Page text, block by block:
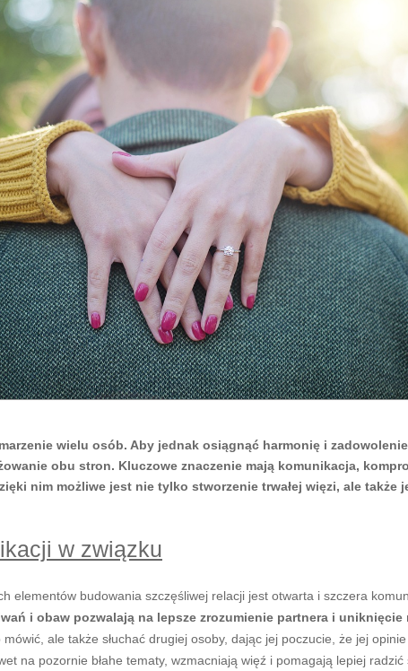
wielu osób. Aby jednak osiągnąć harmonię i
obu stron. Kluczowe znaczenie mają komunikacja,
nim możliwe jest nie tylko stworzenie trwałej więzi, ale także
w związku
elementów budowania szczęśliwej relacji jest otwarta i szczera
i obaw pozwalają na lepsze zrozumienie partnera i uniknięcie
ale także słuchać drugiej osoby, dając jej poczucie, że jej
na pozornie błahe tematy, wzmacniają więź i pomagają lepiej radzić